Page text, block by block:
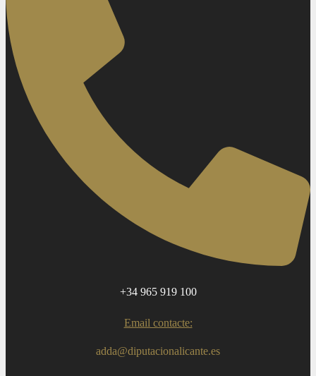
+34 965 919 100
Email contacte:
adda@diputacionalicante.es